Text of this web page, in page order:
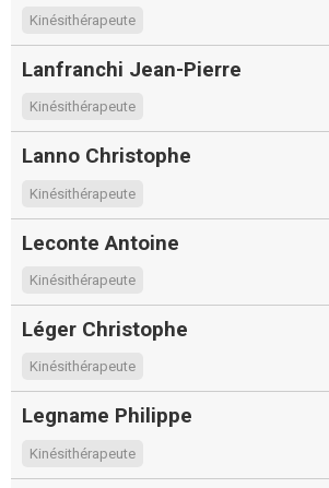
Kinésithérapeute
Lanfranchi Jean-Pierre
Kinésithérapeute
Lanno Christophe
Kinésithérapeute
Leconte Antoine
Kinésithérapeute
Léger Christophe
Kinésithérapeute
Legname Philippe
Kinésithérapeute